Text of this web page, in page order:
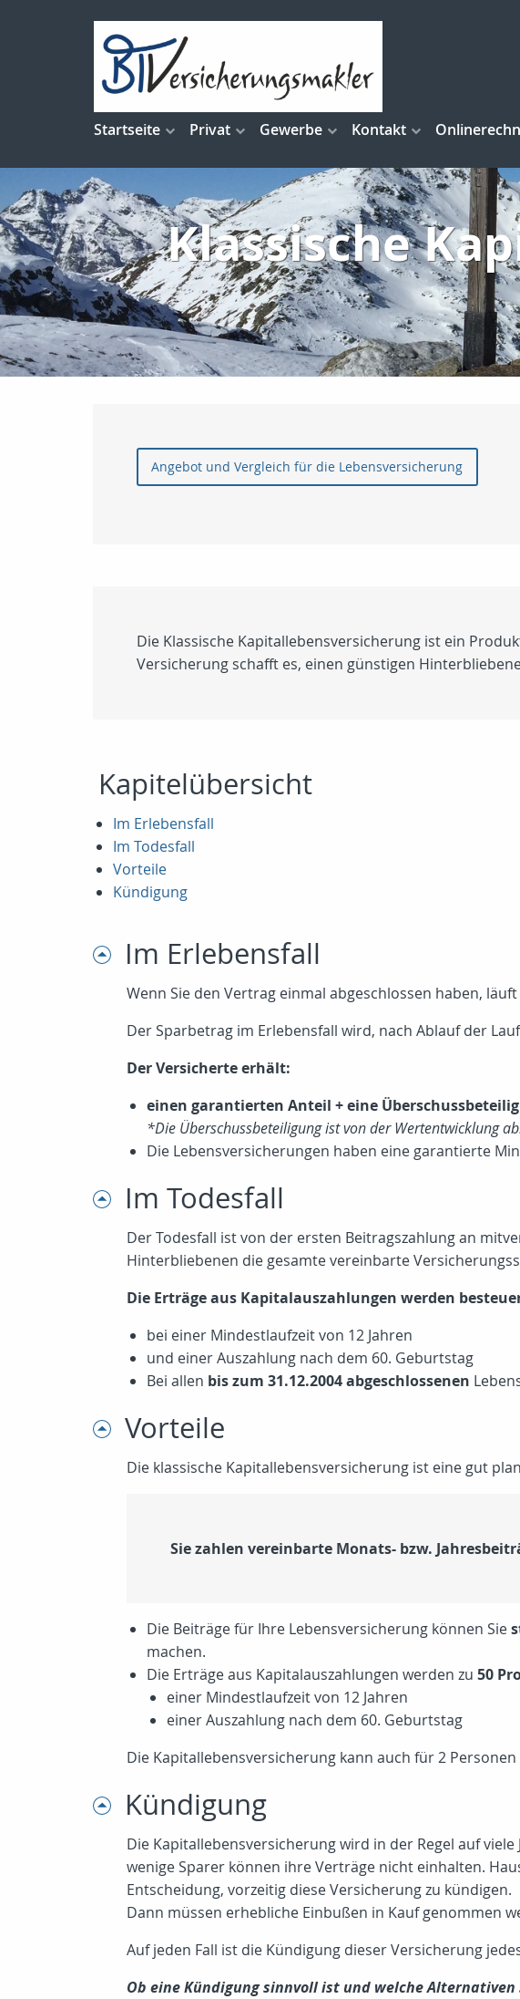
Startseite Privat Gewerbe Kontakt
Klassische
Angebot und Vergleich für die Lebensversicherung
Die Klassische Kapitallebensversicherung ist ein
Versicherung schafft es, einen günstigen
Kapitelübersicht
Im Erlebensfall
Im Todesfall
Vorteile
Kündigung
Im Erlebensfall
Wenn Sie den Vertrag einmal abgeschlossen haben,
Der Sparbetrag im Erlebensfall wird, nach Ablauf der
Der Versicherte erhält:
einen garantierten Anteil + eine
*Die Überschussbeteiligung ist von der Wertentwicklung
Die Lebensversicherungen haben eine garantierte
Im Todesfall
Der Todesfall ist von der ersten Beitragszahlung an
Hinterbliebenen die gesamte vereinbarte
Die Erträge aus Kapitalauszahlungen werden
bei einer Mindestlaufzeit von 12 Jahren
und einer Auszahlung nach dem 60. Geburtstag
Bei allen bis zum 31.12.2004 abgeschlossenen
Vorteile
Die klassische Kapitallebensversicherung ist eine gut
Sie zahlen vereinbarte Monats- bzw.
Die Beiträge für Ihre Lebensversicherung können Sie
machen.
Die Erträge aus Kapitalauszahlungen werden zu 50
einer Mindestlaufzeit von 12 Jahren
einer Auszahlung nach dem 60. Geburtstag
Die Kapitallebensversicherung kann auch für 2
Kündigung
Die Kapitallebensversicherung wird in der Regel auf
wenige Sparer können ihre Verträge nicht einhalten.
Entscheidung, vorzeitig diese Versicherung zu kündigen.
Dann müssen erhebliche Einbußen in Kauf genommen
Auf jeden Fall ist die Kündigung dieser Versicherung
Ob eine Kündigung sinnvoll ist und welche